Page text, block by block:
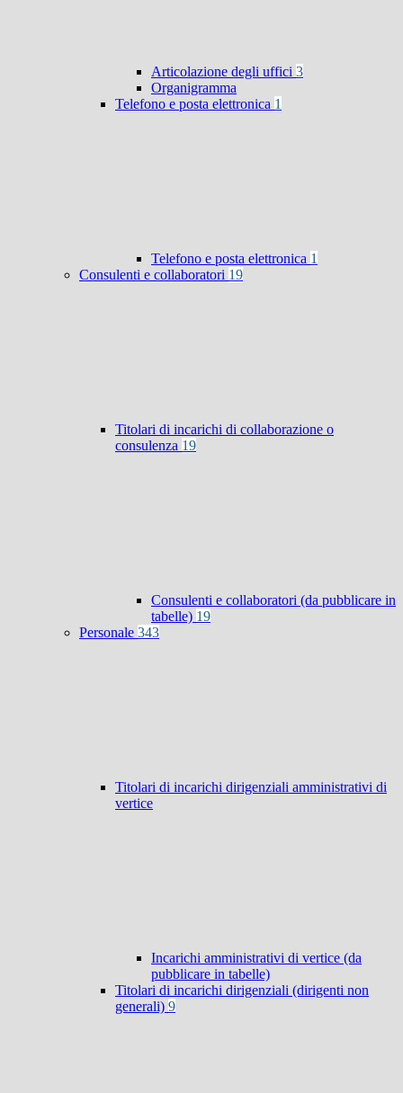
Articolazione degli uffici 3
Organigramma
Telefono e posta elettronica 1
Telefono e posta elettronica 1
Consulenti e collaboratori 19
Titolari di incarichi di collaborazione o
consulenza 19
Consulenti e collaboratori (da pubblicare in
tabelle) 19
Personale 343
Titolari di incarichi dirigenziali amministrativi di
vertice
Incarichi amministrativi di vertice (da
pubblicare in tabelle)
Titolari di incarichi dirigenziali (dirigenti non
generali) 9